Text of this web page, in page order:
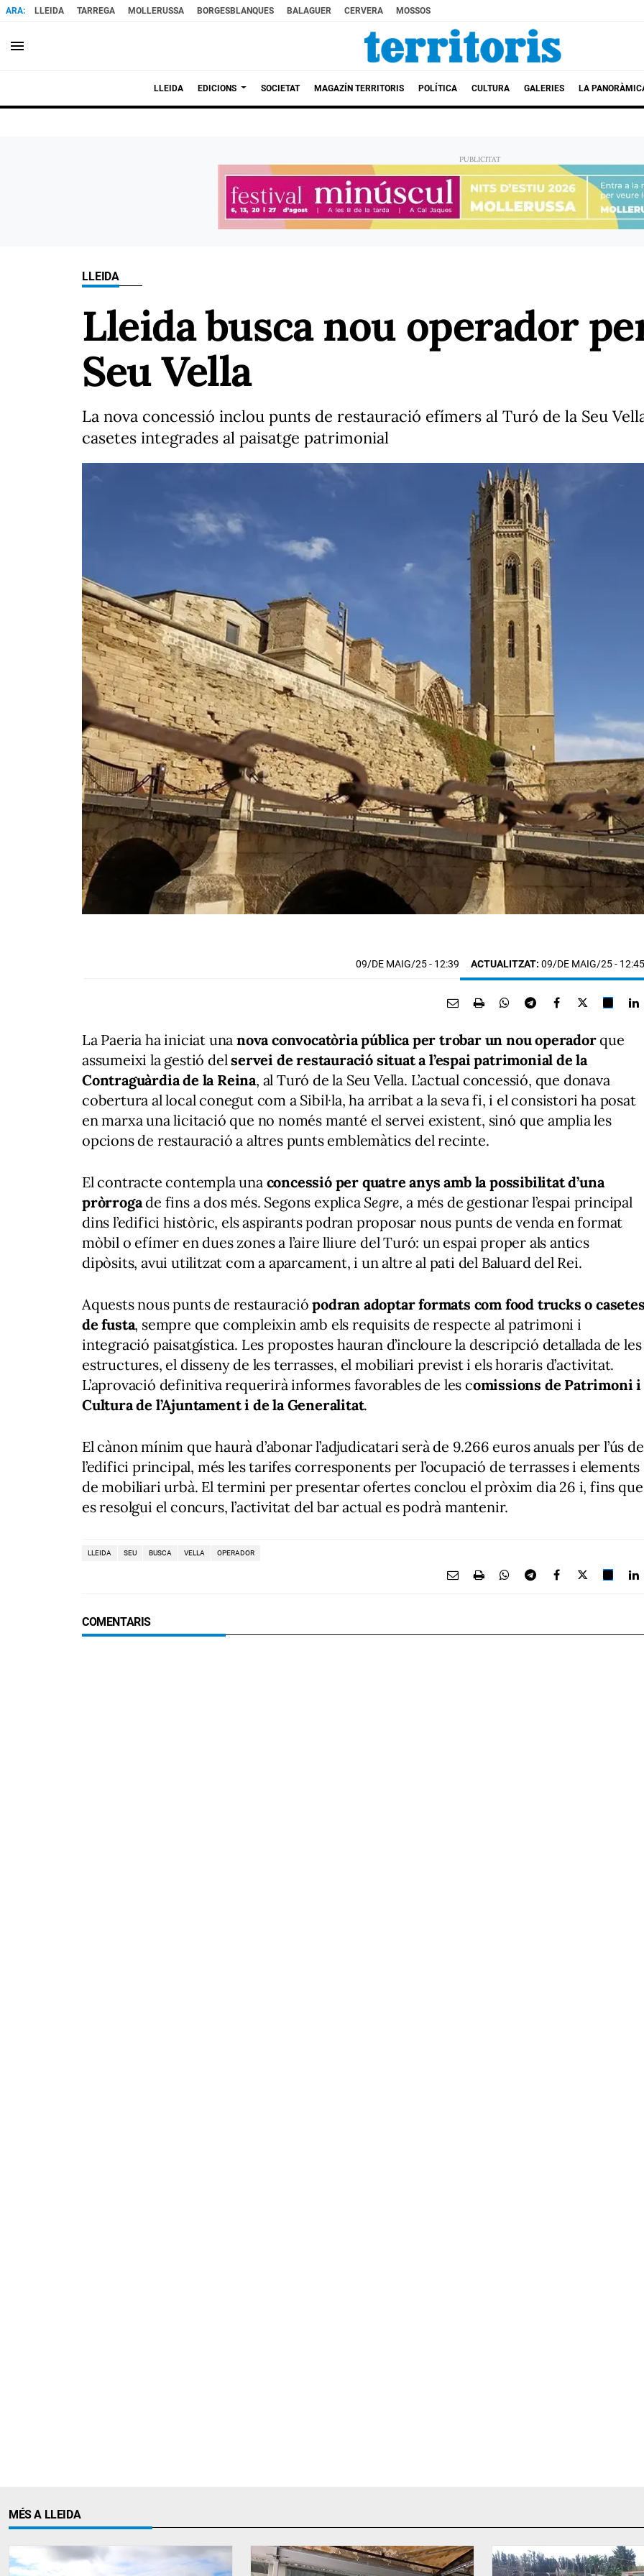
LLEIDA TARREGA MOLLERUSSA BORGESBLANQUES BALAGUER CERVERA MOSSOS
menu
LLEIDA EDICIONS SOCIETAT MAGAZÍN TERRITORIS POLÍTICA CULTURA GALERIES LA
LLEIDA
Lleida busca nou operador
Seu Vella
La nova concessió inclou punts de restauració efímers al Turó de la Seu
casetes integrades al paisatge patrimonial
09/DE MAIG/25- 12:39 ACTUALITZAT: 09/DE MAIG/25 - 12:45
La Paeria ha iniciat una nova convocatòria pública per trobar un nou operadorque
assumeixi la gestió delservei de restauració situat a l’espai patrimonial de la
Contraguàrdia de la Reina, al Turó de la Seu Vella. L’actual concessió, que donava
cobertura al local conegut com a Sibil·la, ha arribat a la seva fi, i el consistori ha posat
en marxa una licitació que no només manté el servei existent, sinó que amplia les
opcions de restauració a altres punts emblemàtics del recinte.
El contracte contempla una concessió per quatre anys amb la possibilitat d’una
pròrrogade fins a dos més. Segons explica Segre, a més de gestionar l’espai principal
dins l’edifici històric, els aspirants podran proposar nous punts de venda en format
mòbil o efímer en dues zones a l’aire lliure del Turó: un espai proper als antics
dipòsits, avui utilitzat com a aparcament, i un altre al pati del Baluard del Rei.
Aquests nous punts de restauraciópodran adoptar formats com food trucks o
de fusta, sempre que compleixin amb els requisits de respecte al patrimoni i
integració paisatgística. Les propostes hauran d’incloure la descripció detallada de les
estructures, el disseny de les terrasses, el mobiliari previst i els horaris d’activitat.
L’aprovació definitiva requerirà informes favorables de les comissions de Patrimoni i
Cultura de l’Ajuntament i de la Generalitat.
El cànon mínim que haurà d’abonar l’adjudicatari serà de 9.266 euros anuals per l’ús de
l’edifici principal, més les tarifes corresponents per l’ocupació de terrasses i elements
de mobiliari urbà. El termini per presentar ofertes conclou el pròxim dia 26 i, fins que
es resolgui el concurs, l’activitat del bar actual es podrà mantenir.
LLEIDA SEU BUSCA VELLA OPERADOR
COMENTARIS
MÉS A LLEIDA